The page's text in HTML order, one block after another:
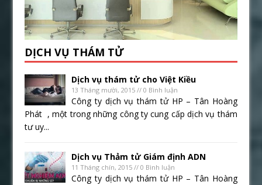
DỊCH VỤ THÁM TỬ
Dịch vụ thám tử cho Việt Kiều
13 Tháng mười, 2015 // 0 Bình luận
Công ty dịch vụ thám tử HP – Tân Hoàng
Phát , một trong những công ty cung cấp dịch vụ thám
tư uy...
Dịch vụ Thảm tử Giám định ADN
11 Tháng chín, 2015 // 0 Bình luận
Công ty dịch vụ thám tử HP – Tân Hoàng